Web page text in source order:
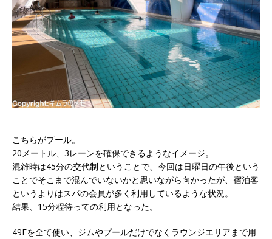
こちらがプール。
20メートル、3レーンを確保できるようなイメージ。
混雑時は45分の交代制ということで、今回は日曜日の午後という
ことでそこまで混んでいないかと思いながら向かったが、宿泊客
というよりはスパの会員が多く利用しているような状況。
結果、15分程待っての利用となった。
49Fを全て使い、ジムやプールだけでなくラウンジエリアまで用